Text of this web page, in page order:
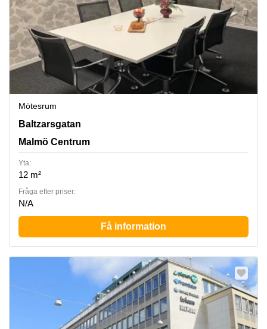
Mötesrum
Baltzarsgatan 18, Malmö Centrum
Baltzarsgatan
Malmö Centrum
Yta:
12 m²
Fråga efter priser:
N/A
Få information